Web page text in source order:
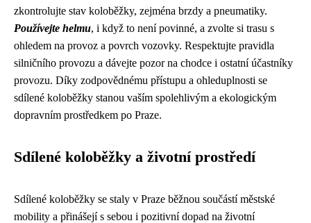
zkontrolujte stav koloběžky, zejména brzdy a pneumatiky.
Používejte helmu, i když to není povinné, a zvolte si trasu s
ohledem na provoz a povrch vozovky. Respektujte pravidla
silničního provozu a dávejte pozor na chodce i ostatní účastníky
provozu. Díky zodpovědnému přístupu a ohleduplnosti se
sdílené koloběžky stanou vaším spolehlivým a ekologickým
dopravním prostředkem po Praze.
Sdílené koloběžky a životní prostředí
Sdílené koloběžky se staly v Praze běžnou součástí městské
mobility a přinášejí s sebou i pozitivní dopad na životní